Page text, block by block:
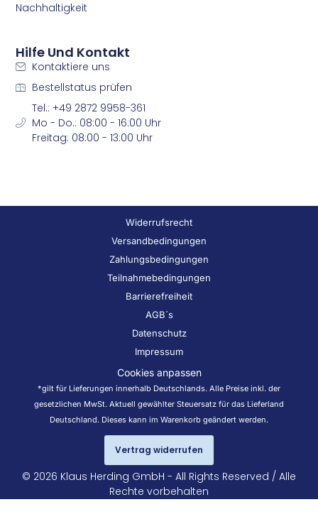
Nachhaltigkeit
Hilfe Und Kontakt
Kontaktiere uns
Bestellstatus prüfen
Tel.: +49 2872 9958-361
Mo - Do.: 08:00 - 16:00 Uhr
Freitag: 08:00 - 13:00 Uhr
Widerrufsrecht
Versandbedingungen
Zahlungsbedingungen
Teilnahmebedingungen
Barrierefreiheit
AGB´s
Datenschutz
Impressum
Cookies anpassen
*gilt für Lieferungen innerhalb Deutschlands. Alle Preise inkl. der
gesetzlichen MwSt. Aktuell gewählter Steuersatz für das Lieferland
Deutschland. Dieses kann im Warenkorb geändert werden.
Vertrag widerrufen
© 2026 Klaus Herding GmbH - All Rights Reserved / Alle
Rechte vorbehalten